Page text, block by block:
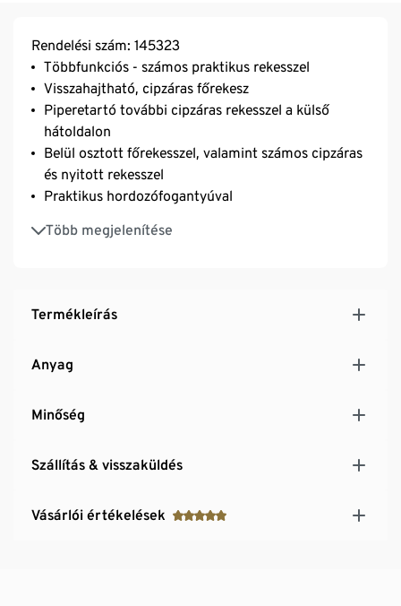
Rendelési szám: 145323
Többfunkciós - számos praktikus rekesszel
Visszahajtható, cipzáras főrekesz
Piperetartó további cipzáras rekesszel a külső
hátoldalon
Belül osztott főrekesszel, valamint számos cipzáras
és nyitott rekesszel
Praktikus hordozófogantyúval
Több megjelenítése
A bélés vízlepergető
Termékleírás
Anyag
Minőség
Szállítás & visszaküldés
Vásárlói értékelések